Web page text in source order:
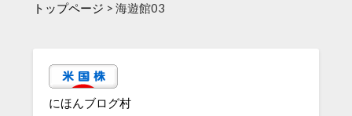
トップページ >海遊館03
にほんブログ村